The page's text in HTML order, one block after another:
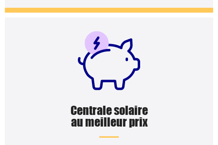
Centrale solaire
au meilleur prix